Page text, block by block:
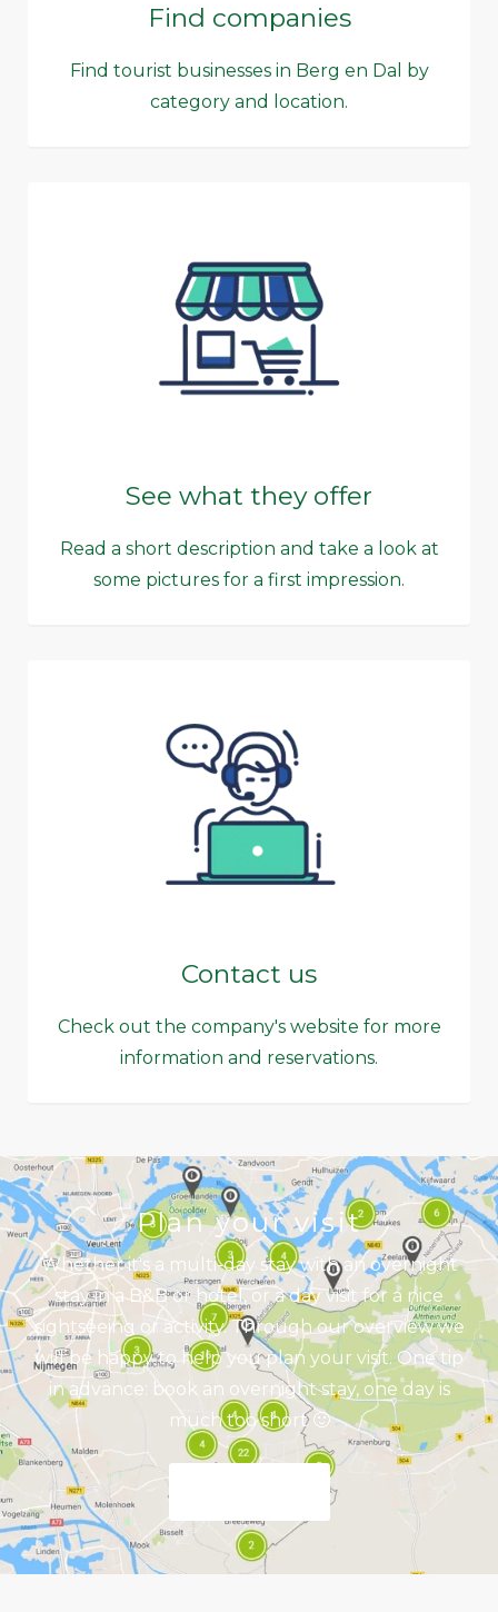
Find companies
Find tourist businesses in Berg en Dal by
category and location.
See what they offer
Read a short description and take a look at
some pictures for a first impression.
Contact us
Check out the company's website for more
information and reservations.
Plan your visit
Whether it's a multi-day stay with an overnight
stay in a B&B or hotel, or a day visit for a nice
sightseeing or activity. Through our overview we
will be happy to help you plan your visit. One tip
in advance: book an overnight stay, one day is
much too short 🙂